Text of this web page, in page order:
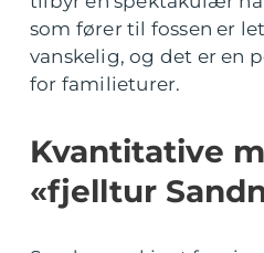
som fører til fossen er
vanskelig, og det er en
for familieturer.
Kvantitative
«fjelltur